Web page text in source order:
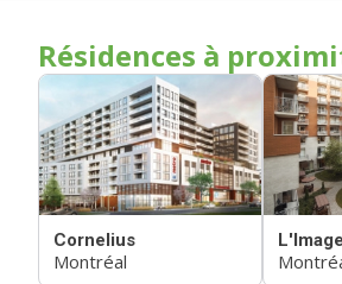
Résidences à
Cornelius
Montréal